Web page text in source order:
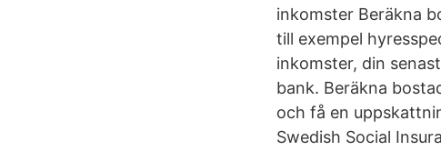
inkomster Beräkna
till exempel
inkomster, din
bank. Beräkna
och få en
Swedish Social